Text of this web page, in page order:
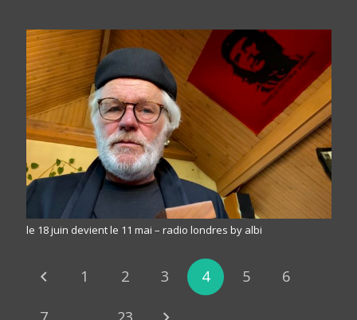
le 18 juin devient le 11 mai – radio londres by albi
1 2 3 4 5 6